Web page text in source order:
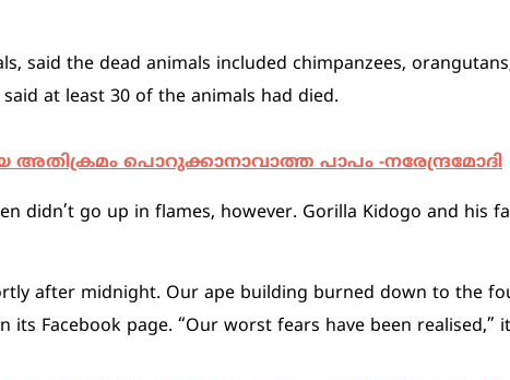
said the dead animals included chimpanzees,
at least 30 of the animals had died.
അതിക്രമം പൊറുക്കാനാവാത്ത പാപം -നരേന്ദ്രമോദി
didn’t go up in flames, however. Gorilla Kidogo and his
after midnight. Our ape building burned down to the
its Facebook page. “Our worst fears have been realised,”